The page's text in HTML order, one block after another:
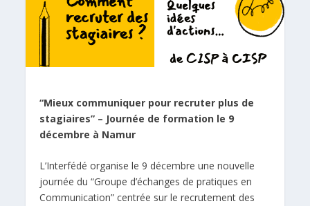
“Mieux communiquer pour recruter plus de
stagiaires” – Journée de formation le 9
décembre à Namur
L’Interfédé organise le 9 décembre une nouvelle
journée du “Groupe d’échanges de pratiques en
Communication” centrée sur le recrutement des